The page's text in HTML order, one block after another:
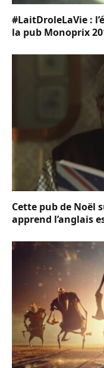
#LaitDroleLaVie :
la pub Monoprix
Cette pub de Noël
apprend l’anglais